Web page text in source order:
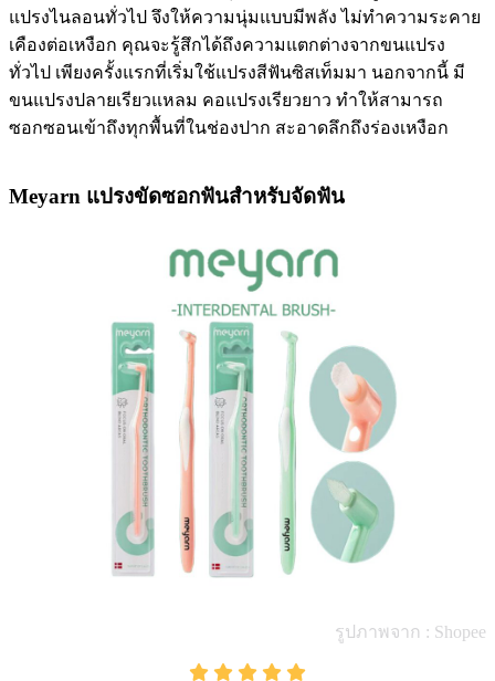
แปรงไนลอนทั่วไป จึงให้ความนุ่มแบบมีพลัง ไม่ทำความระคาย
เคืองต่อเหงือก คุณจะรู้สึกได้ถึงความแตกต่างจากขนแปรง
ทั่วไป เพียงครั้งแรกที่เริ่มใช้แปรงสีฟันซิสเท็มมา นอกจากนี้ มี
ขนแปรงปลายเรียวแหลม คอแปรงเรียวยาว ทำให้สามารถ
ซอกซอนเข้าถึงทุกพื้นที่ในช่องปาก สะอาดลึกถึงร่องเหงือก
Meyarn แปรงขัดซอกฟันสําหรับจัดฟัน
รูปภาพจาก : Shopee